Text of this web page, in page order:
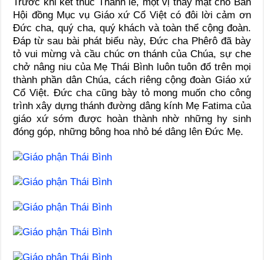
Trước khi kết thúc Thánh lễ, một vị thay mặt cho Ban
Hội đồng Mục vụ Giáo xứ Cổ Việt có đôi lời cảm ơn
Đức cha, quý cha, quý khách và toàn thể cộng đoàn.
Đáp từ sau bài phát biểu này, Đức cha Phêrô đã bày
tỏ vui mừng và cầu chúc ơn thánh của Chúa, sự che
chở nâng niu của Mẹ Thái Bình luôn tuôn đổ trên mọi
thành phần dân Chúa, cách riêng cộng đoàn Giáo xứ
Cổ Việt. Đức cha cũng bày tỏ mong muốn cho công
trình xây dựng thánh đường dâng kính Mẹ Fatima của
giáo xứ sớm được hoàn thành nhờ những hy sinh
đóng góp, những bông hoa nhỏ bé dâng lên Đức Mẹ.